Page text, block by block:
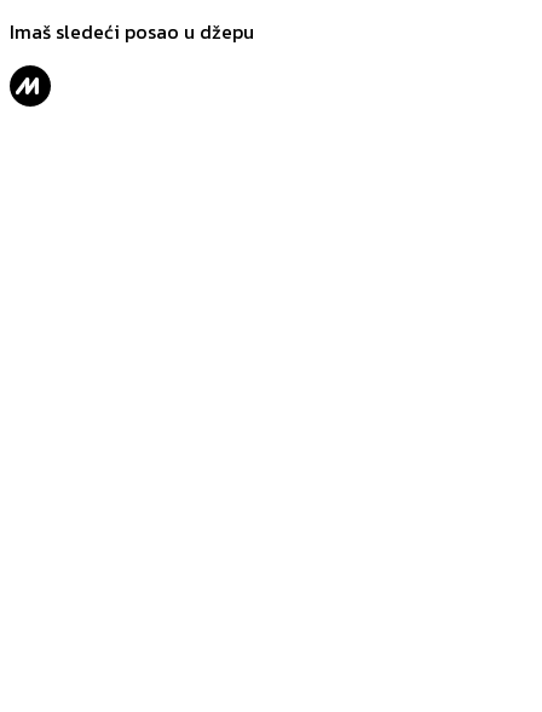
Imaš sledeći posao u džepu